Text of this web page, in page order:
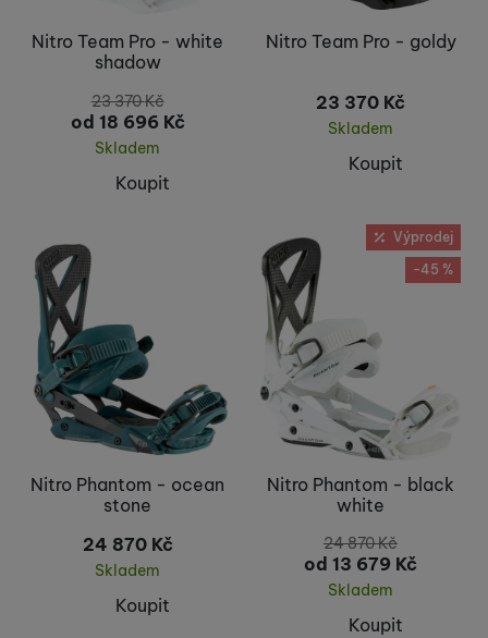
Nitro Team Pro - white
shadow
23 370Kč
od 18 696 Kč
Skladem
Koupit
Nitro Team Pro - goldy
23 370 Kč
Skladem
Koupit
Nitro Phantom - ocean
stone
24 870 Kč
Skladem
Koupit
Výprodej
-45 %
Nitro Phantom - black
white
24 870Kč
od 13 679 Kč
Skladem
Koupit